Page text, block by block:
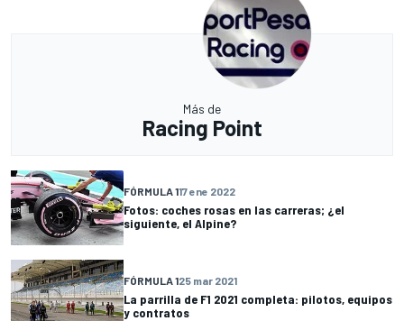
Más de
Racing Point
FÓRMULA 117 ene 2022
Fotos: coches rosas en las carreras; ¿el
siguiente, el Alpine?
FÓRMULA 125 mar 2021
La parrilla de F1 2021 completa: pilotos, equipos
y contratos